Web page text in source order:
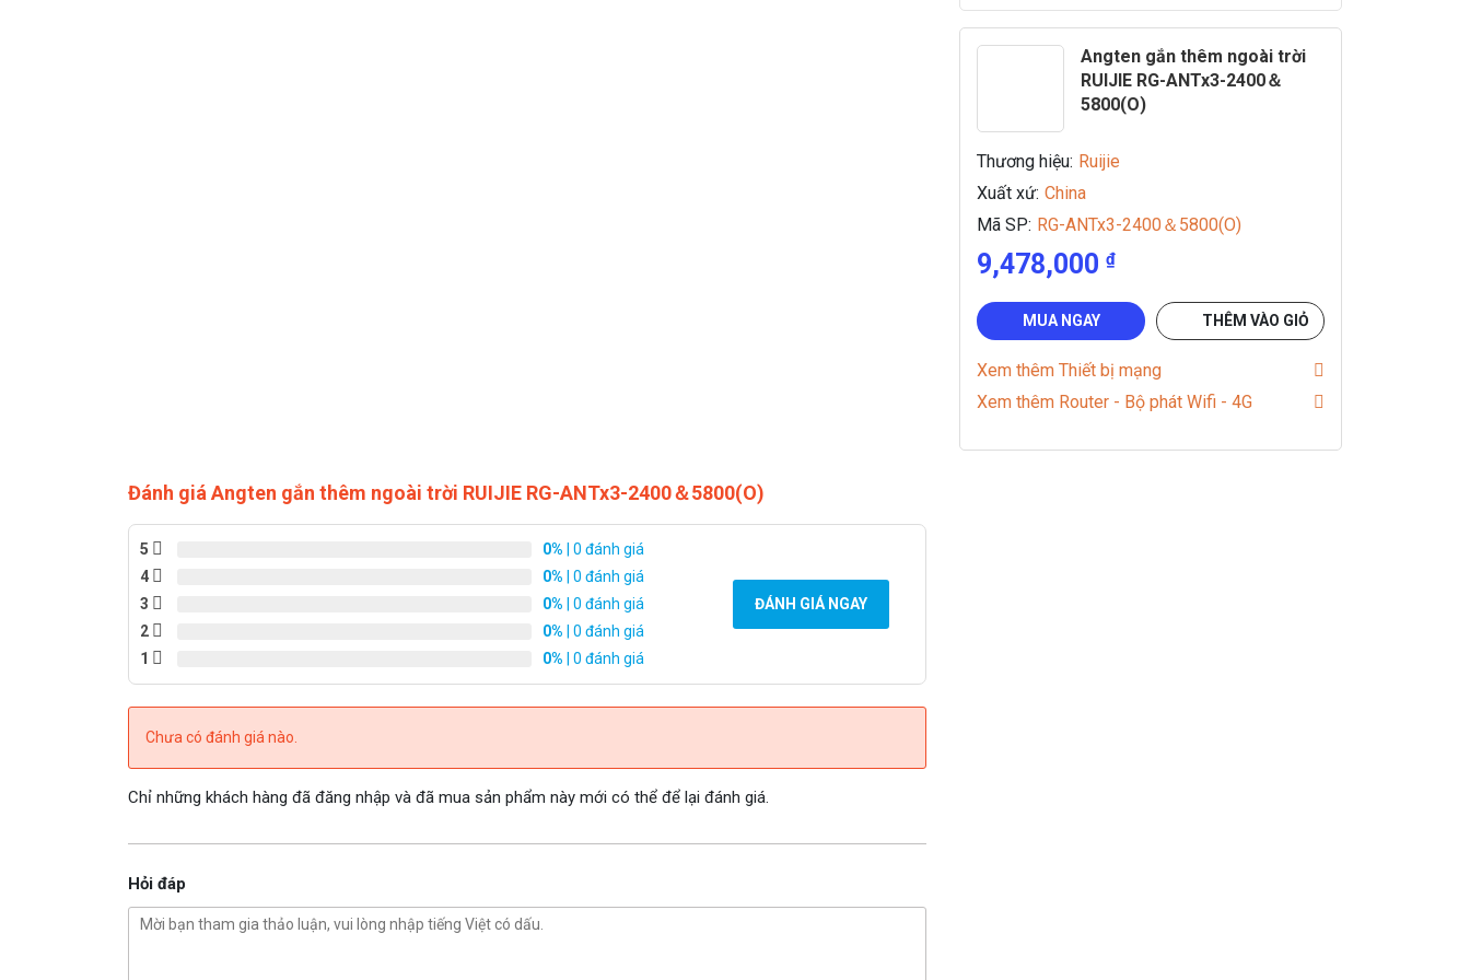
Angten gắn thêm ngoài trời
RUIJIE RG-ANTx3-2400＆
5800(O)
Thương hiệu: Ruijie
Xuất xứ: China
Mã SP: RG-ANTx3-2400＆5800(O)
9,478,000 ₫
MUA NGAY THÊM VÀO GIỎ
Xem thêm Thiết bị mạng
Xem thêm Router - Bộ phát Wifi - 4G
Đánh giá Angten gắn thêm ngoài trời RUIJIE RG-ANTx3-2400＆5800(O)
5 0% | 0 đánh giá
4
0% | 0 đánh giá
3
0% | 0 đánh giá
2
0% | 0 đánh giá
1
0% | 0 đánh giá
ĐÁNH GIÁ NGAY
Chưa có đánh giá nào.
Chỉ những khách hàng đã đăng nhập và đã mua sản phẩm này mới có thể để lại đánh giá.
Hỏi đáp